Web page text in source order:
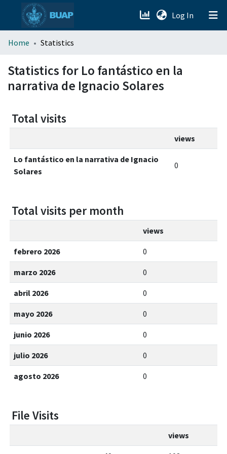
Log In (current)
menu.section.about_menu
All of DSpace
Home Statistics
Statistics for Lo fantástico en la
narrativa de Ignacio Solares
Total visits
views
Lo fantástico en la narrativa de Ignacio
Solares
0
Total visits per month
views
febrero 2026 0
marzo 2026 0
abril 2026 0
mayo 2026 0
junio 2026 0
julio 2026 0
agosto 2026 0
File Visits
views